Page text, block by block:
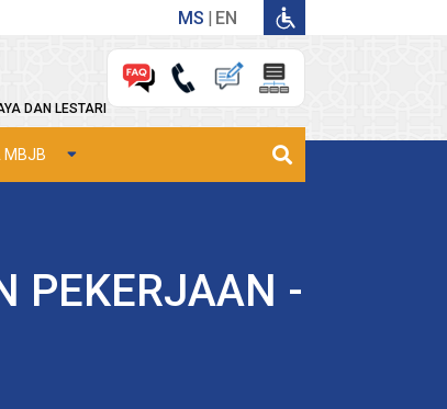
MS EN
DAN LESTARI
MBJB
PEKERJAAN -